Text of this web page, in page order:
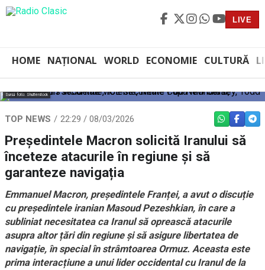
LIVE
HOME NAȚIONAL WORLD ECONOMIE CULTURĂ
Sursă foto: Shutterstock
TOP NEWS 22:29 / 08/03/2026 WHATSAPP
Președintele Macron solicită Iranului să
înceteze atacurile în regiune și să
garanteze navigația
Emmanuel Macron, președintele Franței, a avut o discuție
cu președintele iranian Masoud Pezeshkian, în care a
subliniat necesitatea ca Iranul să oprească atacurile
asupra altor țări din regiune și să asigure libertatea de
navigație, în special în strâmtoarea Ormuz. Aceasta este
prima interacțiune a unui lider occidental cu Iranul de la